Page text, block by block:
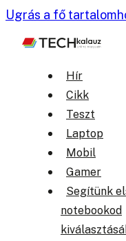
Ugrás a fő
Hír
Cikk
Teszt
Laptop
Mobil
Gamer
Segítünk
notebookod